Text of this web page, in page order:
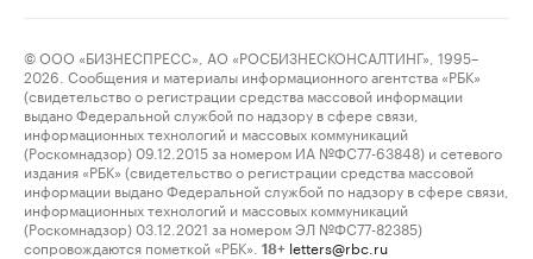
© ООО «БИЗНЕСПРЕСС», АО «РОСБИЗНЕСКОНСАЛТИНГ», 1995–
2026. Сообщения и материалы информационного агентства «РБК»
(свидетельство о регистрации средства массовой информации
выдано Федеральной службой по надзору в сфере связи,
информационных технологий и массовых коммуникаций
(Роскомнадзор) 09.12.2015 за номером ИА №ФС77-63848) и сетевого
издания «РБК» (свидетельство о регистрации средства массовой
информации выдано Федеральной службой по надзору в сфере связи,
информационных технологий и массовых коммуникаций
(Роскомнадзор) 03.12.2021 за номером ЭЛ №ФС77-82385)
сопровождаются пометкой «РБК».
18+ letters@rbc.ru